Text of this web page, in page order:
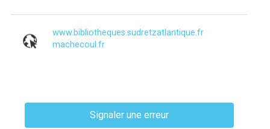
www.bibliotheques.sudretzatlantique.fr
machecoul.fr
Signaler une erreur